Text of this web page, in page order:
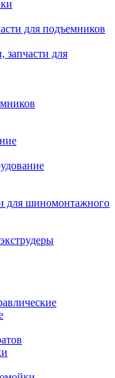
для подъемников
запчасти для
для шиномонтажного